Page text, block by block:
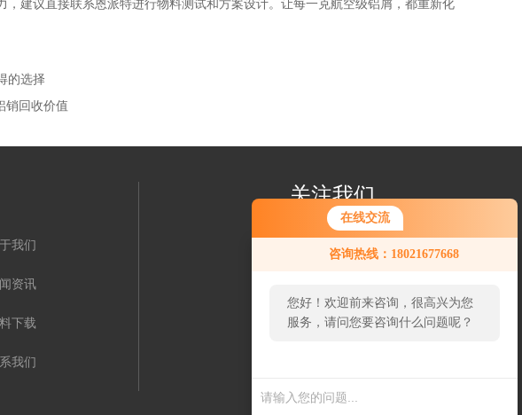
在线交流
咨询热线：18021677668
您好！欢迎前来咨询，很高兴为您
服务，请问您要咨询什么问题呢？
建议直接联系恩派特进行物料测试和方案设计。让每一克航空级铝屑，都重新化
的选择
销回收价值
我们
资讯
下载
我们
关注我们